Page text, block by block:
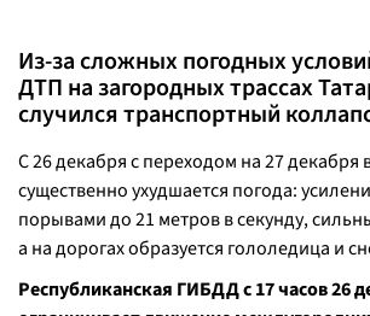
Из-за сложных погодных
ДТП на загородных трассах
случился транспортный
С 26 декабря с переходом на 27 декабря
существенно ухудшается погода:
порывами до 21 метров в секунду,
а на дорогах образуется гололедица и
Республиканская ГИБДД с 17 часов 26